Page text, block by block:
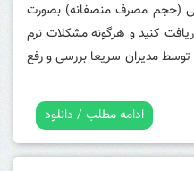
(حجم مصرف منصفانه) بصورت
کنید و هرگونه مشکلات نرم
توسط مدیران سریعا بررسی و رفع
ادامه مطلب / دانلود